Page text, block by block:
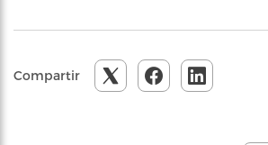
Compartir